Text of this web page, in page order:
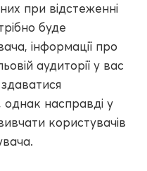
при відстеженні
буде
інформації про
аудиторії у вас
насправді у
користувачів